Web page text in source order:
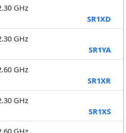
GHz
SR1XD
GHz
SR1YA
GHz
SR1XR
GHz
SR1XS
GHz